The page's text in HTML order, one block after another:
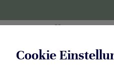
Cookie